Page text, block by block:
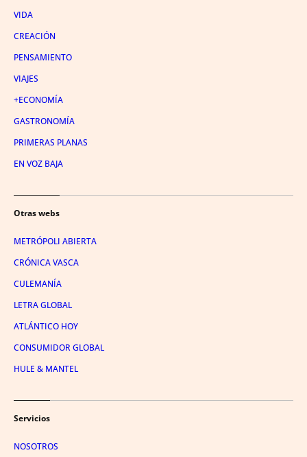
VIDA
CREACIÓN
PENSAMIENTO
VIAJES
+ECONOMÍA
GASTRONOMÍA
PRIMERAS PLANAS
EN VOZ BAJA
Otras webs
METRÓPOLI ABIERTA
CRÓNICA VASCA
CULEMANÍA
LETRA GLOBAL
ATLÁNTICO HOY
CONSUMIDOR GLOBAL
HULE & MANTEL
Servicios
NOSOTROS